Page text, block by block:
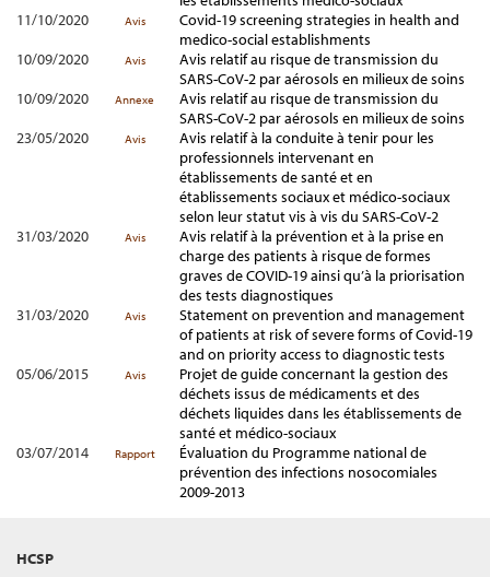
11/10/2020
Avis
Covid-19 screening strategies in health and
medico-social establishments
10/09/2020
Avis
Avis relatif au risque de transmission du
SARS-CoV-2 par aérosols en milieux de soins
10/09/2020
Annexe
Avis relatif au risque de transmission du
SARS-CoV-2 par aérosols en milieux de soins
23/05/2020
Avis
Avis relatif à la conduite à tenir pour les
professionnels intervenant en
établissements de santé et en
établissements sociaux et médico-sociaux
selon leur statut vis à vis du SARS-CoV-2
31/03/2020
Avis
Avis relatif à la prévention et à la prise en
charge des patients à risque de formes
graves de COVID-19 ainsi qu’à la priorisation
des tests diagnostiques
31/03/2020
Avis
Statement on prevention and management
of patients at risk of severe forms of Covid-19
and on priority access to diagnostic tests
05/06/2015
Avis
Projet de guide concernant la gestion des
déchets issus de médicaments et des
déchets liquides dans les établissements de
santé et médico-sociaux
03/07/2014
Rapport
Évaluation du Programme national de
prévention des infections nosocomiales
2009-2013
HCSP